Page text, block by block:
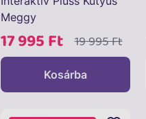
Meggy
17 995 Ft 19 995 Ft
Kosárba